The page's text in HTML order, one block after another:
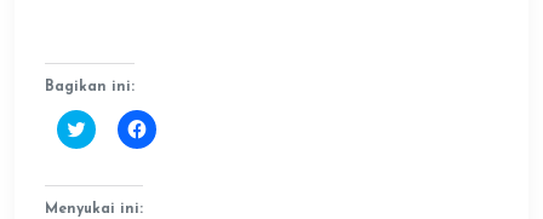
Bagikan ini:
Klik
untuk
Twitter(Membuka
di
Klik
untuk
Menyukai ini: